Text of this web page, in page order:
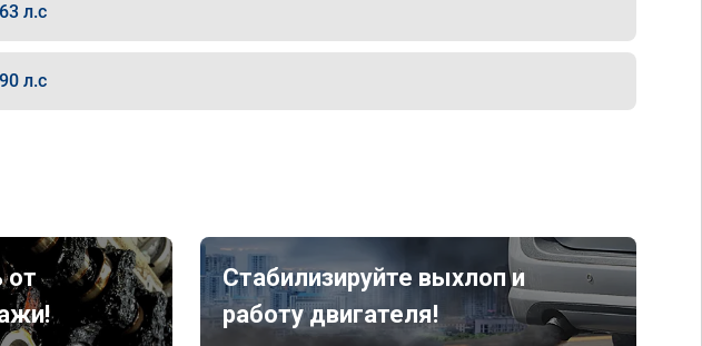
л.с
л.с
от
Стабилизируйте выхлоп и
работу двигателя!